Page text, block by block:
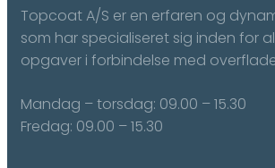
Topcoat A/S er en erfaren og
som har specialiseret sig inden for
opgaver i forbindelse med
Mandag – torsdag: ​09.00 – 15.30
Fredag: ​09.00 – 15.30